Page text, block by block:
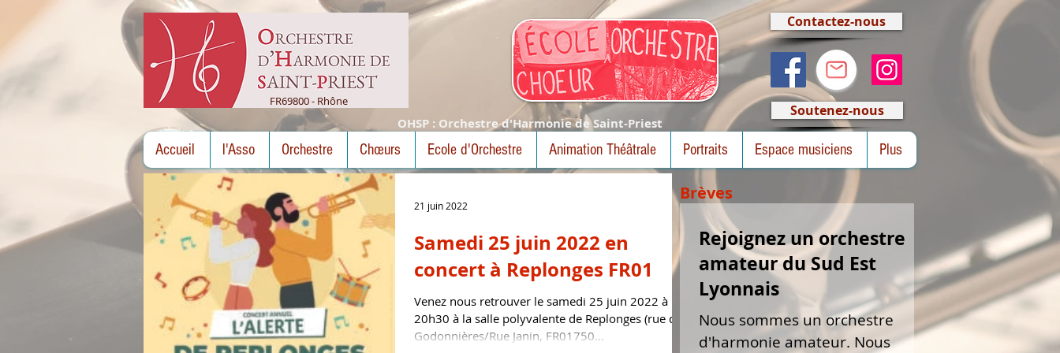
FR69800 - Rhône
OHSP : Orchestre d'Harmonie de Saint-Priest
Contactez-nous
Soutenez-nous
Accueil l'Asso Orchestre Chœurs Ecole d'Orchestre Animation Théâtrale Portraits Espace musiciens Plus
Samedi 25 juin 2022 en
concert à Replonges FR01
Venez nous retrouver le samedi 25 juin 2022 à
20h30 à la salle polyvalente de Replonges (rue des
Godonnières/Rue Janin, FR01750...
21 juin 2022
Brèves
Rejoignez un orchestre
amateur du Sud Est
Lyonnais
Nous sommes un orchestre
d'harmonie amateur. Nous